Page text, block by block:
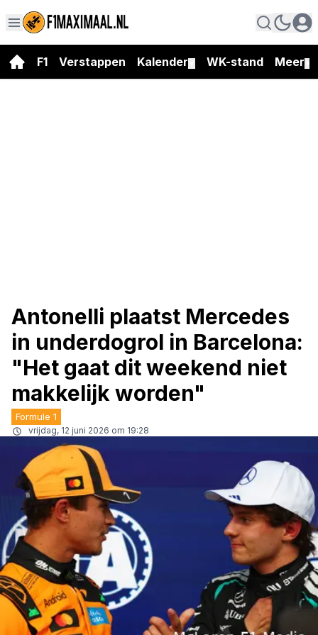
F1 Verstappen Kalender WK-stand Meer
Antonelli plaatst Mercedes
in underdogrol in Barcelona:
"Het gaat dit weekend niet
makkelijk worden"
Formule 1
vrijdag, 12 juni 2026 om 19:28